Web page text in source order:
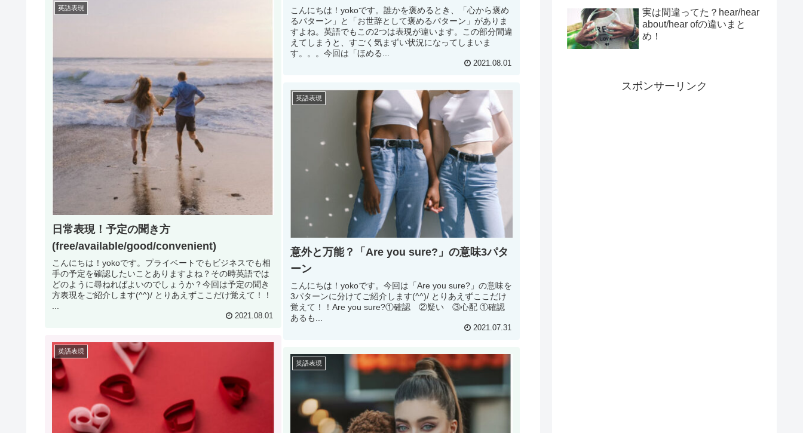
こんにちは！yokoです。誰かを褒めるとき、「心から褒め
るパターン」と「お世辞として褒めるパターン」がありま
すよね。英語でもこの2つは表現が違います。この部分間違
えてしまうと、すごく気まずい状況になってしまいま
す。。。今回は「ほめる...
2021.08.01
英語表現
日常表現！予定の聞き方
(free/available/good/convenient)
こんにちは！yokoです。プライベートでもビジネスでも相
手の予定を確認したいことありますよね？その時英語では
どのように尋ねればよいのでしょうか？今回は予定の聞き
方表現をご紹介します(^^)/ とりあえずここだけ覚えて！！
...
2021.08.01
英語表現
意外と万能？「Are you sure?」の意味3パタ
ーン
こんにちは！yokoです。今回は「Are you sure?」の意味を
3パターンに分けてご紹介します(^^)/ とりあえずここだけ
覚えて！！Are you sure?①確認 ②疑い ③心配 ①確認
あるも...
2021.07.31
英語表現
英語表現
実は間違ってた？hear/hear
about/hear ofの違いまと
め！
スポンサーリンク